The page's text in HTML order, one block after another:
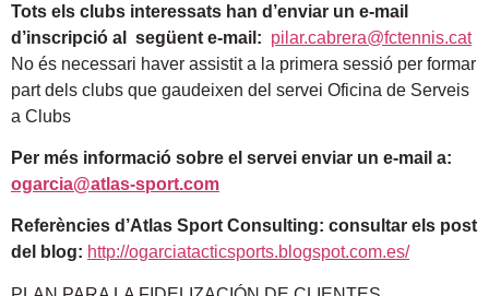
Tots els clubs interessats han d’enviar un e-mail
d’inscripció al següent e-mail: pilar.cabrera@fctennis.cat
No és necessari haver assistit a la primera sessió per formar
part dels clubs que gaudeixen del servei Oficina de Serveis
a Clubs
Per més informació sobre el servei enviar un e-mail a:
ogarcia@atlas-sport.com
Referències d’Atlas Sport Consulting: consultar els post
del blog: http://ogarciatacticsports.blogspot.com.es/